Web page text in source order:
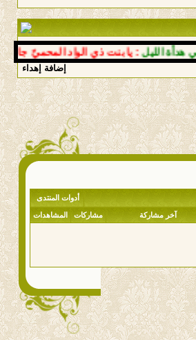
: يا بنت ذي الواد المحميّ جانبه
إضافة إهداء
أدوات المنتدى
آخر مشاركة مشاركات المشاهدات